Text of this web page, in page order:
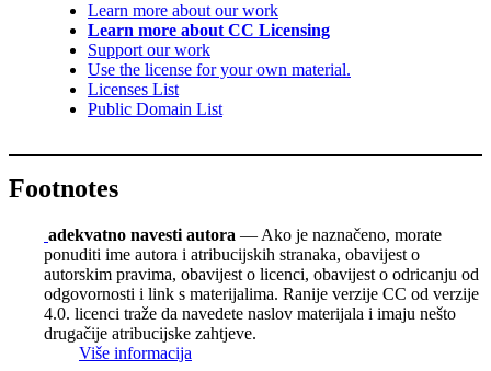
Learn more about our work
Learn more about CC Licensing
Support our work
Use the license for your own material.
Licenses List
Public Domain List
Footnotes
adekvatno navesti autora — Ako je naznačeno, morate
ponuditi ime autora i atribucijskih stranaka, obavijest o
autorskim pravima, obavijest o licenci, obavijest o odricanju od
odgovornosti i link s materijalima. Ranije verzije CC od verzije
4.0. licenci traže da navedete naslov materijala i imaju nešto
drugačije atribucijske zahtjeve.
Više informacija